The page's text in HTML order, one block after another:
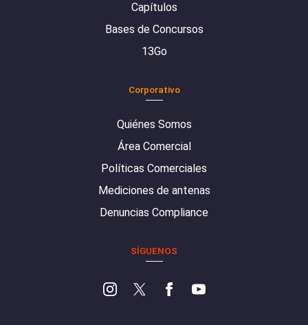
Capítulos
Bases de Concursos
13Go
Corporativo
Quiénes Somos
Área Comercial
Políticas Comerciales
Mediciones de antenas
Denuncias Compliance
SÍGUENOS